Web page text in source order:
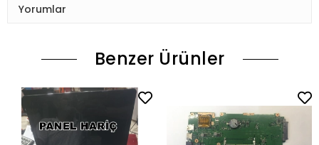
Yorumlar
Benzer Ürünler